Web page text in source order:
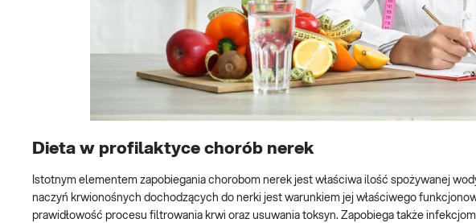
Dieta w profilaktyce chorób nerek
Istotnym elementem zapobiegania chorobom nerek jest właściwa ilość spożywanej
naczyń krwionośnych dochodzących do nerki jest warunkiem jej właściwego
prawidłowość procesu filtrowania krwi oraz usuwania toksyn. Zapobiega także